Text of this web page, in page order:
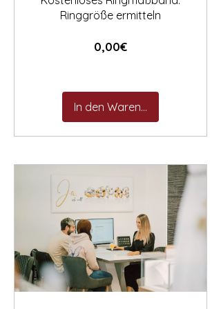
Ringgröße ermitteln
0,00€Preis
In den Warenkorb